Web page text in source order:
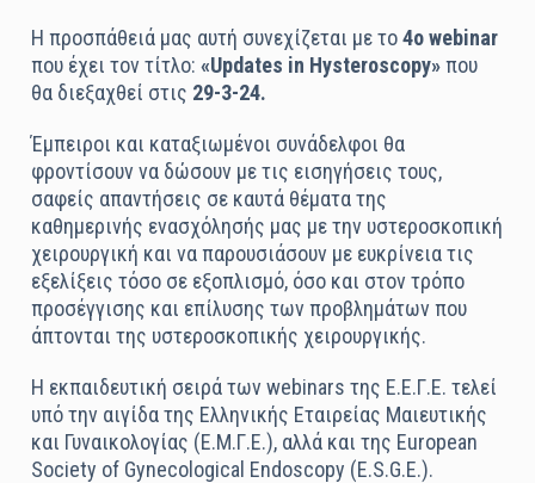
Η προσπάθειά μας αυτή συνεχίζεται με το4ο webinar
που έχει τον τίτλο:«Updates in Hysteroscopy»που
θα διεξαχθεί στις 29-3-24.
Έμπειροι και καταξιωμένοι συνάδελφοι θα
φροντίσουν να δώσουν με τις εισηγήσεις τους,
σαφείς απαντήσεις σε καυτά θέματα της
καθημερινής ενασχόλησής μας με την υστεροσκοπική
χειρουργική και να παρουσιάσουν με ευκρίνεια τις
εξελίξεις τόσο σε εξοπλισμό, όσο και στον τρόπο
προσέγγισης και επίλυσης των προβλημάτων που
άπτονται της υστεροσκοπικής χειρουργικής.
Η εκπαιδευτική σειρά των webinars της Ε.Ε.Γ.Ε. τελεί
υπό την αιγίδα της Ελληνικής Εταιρείας Μαιευτικής
και Γυναικολογίας (Ε.Μ.Γ.Ε.), αλλά και της European
Society of Gynecological Endoscopy (E.S.G.E.).